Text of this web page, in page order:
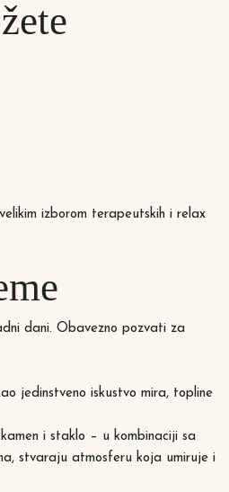
izborom terapeutskih i relax
dani. Obavezno pozvati za
jedinstveno iskustvo mira, topline
i staklo – u kombinaciji sa
stvaraju atmosferu koja umiruje i